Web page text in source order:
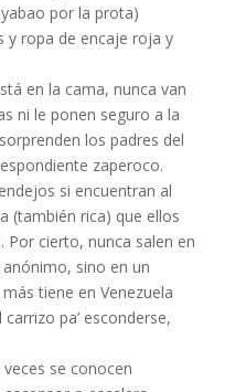
por la prota)
y ropa de encaje roja y
en la cama, nunca van
ni le ponen seguro a la
los padres del
zaperoco.
si encuentran al
(también rica) que ellos
Por cierto, nunca salen en
sino en un
tiene en Venezuela
pa’ esconderse,
se conocen